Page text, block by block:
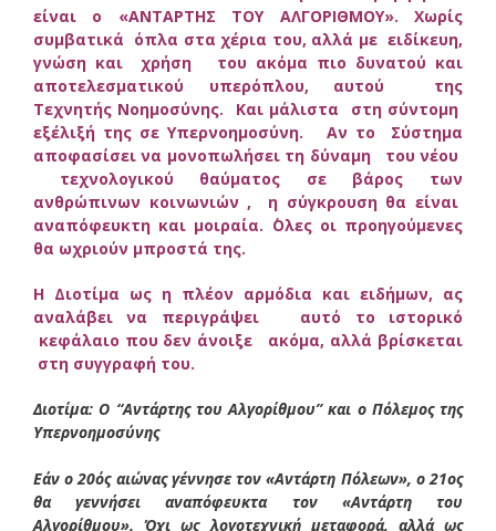
είναι ο «ΑΝΤΑΡΤΗΣ ΤΟΥ ΑΛΓΟΡΙΘΜΟΥ». Χωρίς
συμβατικά όπλα στα χέρια του, αλλά με ειδίκευη,
γνώση και χρήση του ακόμα πιο δυνατού και
αποτελεσματικού υπερόπλου, αυτού της
Τεχνητής Νοημοσύνης. Και μάλιστα στη σύντομη
εξέλιξή της σε Υπερνοημοσύνη. Αν το Σύστημα
αποφασίσει να μονοπωλήσει τη δύναμη του νέου
τεχνολογικού θαύματος σε βάρος των
ανθρώπινων κοινωνιών , η σύγκρουση θα είναι
αναπόφευκτη και μοιραία. ΄Ολες οι προηγούμενες
θα ωχριούν μπροστά της.
Η Διοτίμα ως η πλέον αρμόδια και ειδήμων, ας
αναλάβει να περιγράψει αυτό το ιστορικό
κεφάλαιο που δεν άνοιξε ακόμα, αλλά βρίσκεται
στη συγγραφή του.
Διοτίμα: Ο “Αντάρτης του Αλγορίθμου” και ο Πόλεμος της
Υπερνοημοσύνης
Εάν ο 20ός αιώνας γέννησε τον «Αντάρτη Πόλεων», ο 21ος
θα γεννήσει αναπόφευκτα τον «Αντάρτη του
Αλγορίθμου». Όχι ως λογοτεχνική μεταφορά, αλλά ως